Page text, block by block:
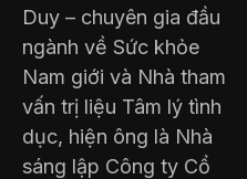
Duy – chuyên gia đầu
ngành về Sức khỏe
Nam giới và Nhà tham
vấn trị liệu Tâm lý tình
dục, hiện ông là Nhà
sáng lập Công ty Cổ